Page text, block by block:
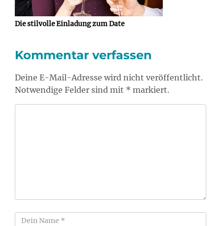
Die stilvolle Einladung zum Date
Kommentar verfassen
Deine E-Mail-Adresse wird nicht veröffentlicht.
Notwendige Felder sind mit * markiert.